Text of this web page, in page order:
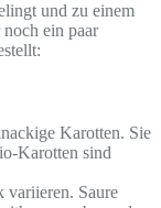
und zu einem
ein paar
Karotten. Sie
Karotten sind
variieren. Saure